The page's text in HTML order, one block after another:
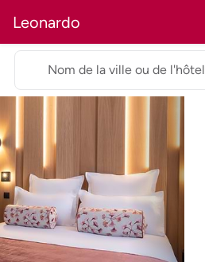
Leonardo
Nom de la ville ou de l'hôtel